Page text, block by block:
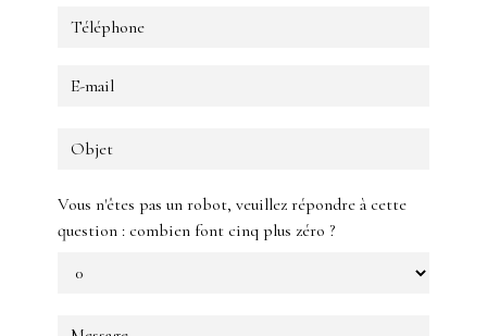
Vous n'êtes pas un robot, veuillez répondre à cette
question : combien font cinq plus zéro ?